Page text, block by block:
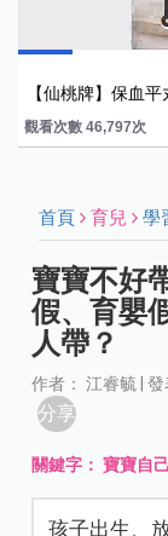
【仙桃牌】保血
觀看次數 46,797次
首頁 育兒 學
寶寶不好
假、育嬰
人帶？
作者： 江睿毓 |
分享
關鍵字：寶寶自
孩子出生、